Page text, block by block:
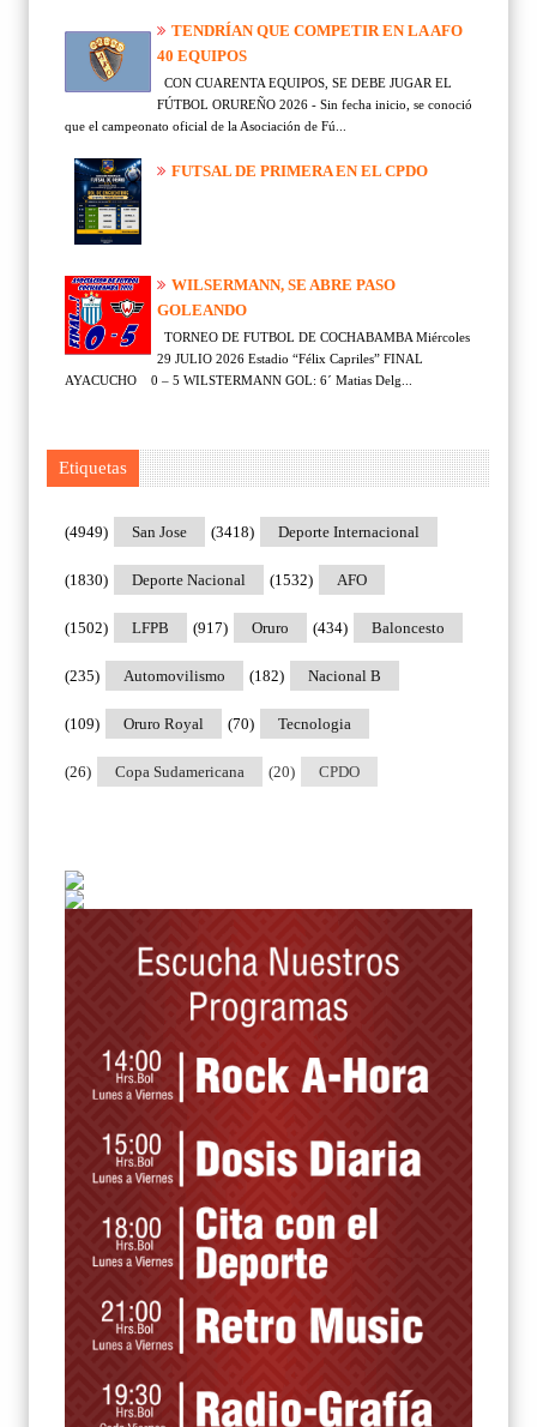
TENDRÍAN QUE COMPETIR EN LA AFO
40 EQUIPOS
CON CUARENTA EQUIPOS, SE DEBE JUGAR EL
FÚTBOL ORUREÑO 2026 - Sin fecha inicio, se conoció
que el campeonato oficial de la Asociación de Fú...
FUTSAL DE PRIMERA EN EL CPDO
WILSERMANN, SE ABRE PASO
GOLEANDO
TORNEO DE FUTBOL DE COCHABAMBA Miércoles
29 JULIO 2026 Estadio “Félix Capriles” FINAL
AYACUCHO 0 – 5 WILSTERMANN GOL: 6´ Matias Delg...
Etiquetas
San Jose
(4949) Deporte Internacional
(3418)
Deporte Nacional
(1830) AFO
(1532)
LFPB
(1502) Oruro
(917) Baloncesto
(434)
Automovilismo
(235) Nacional B
(182)
Oruro Royal
(109) Tecnologia
(70)
Copa Sudamericana
(26) CPDO
(20)